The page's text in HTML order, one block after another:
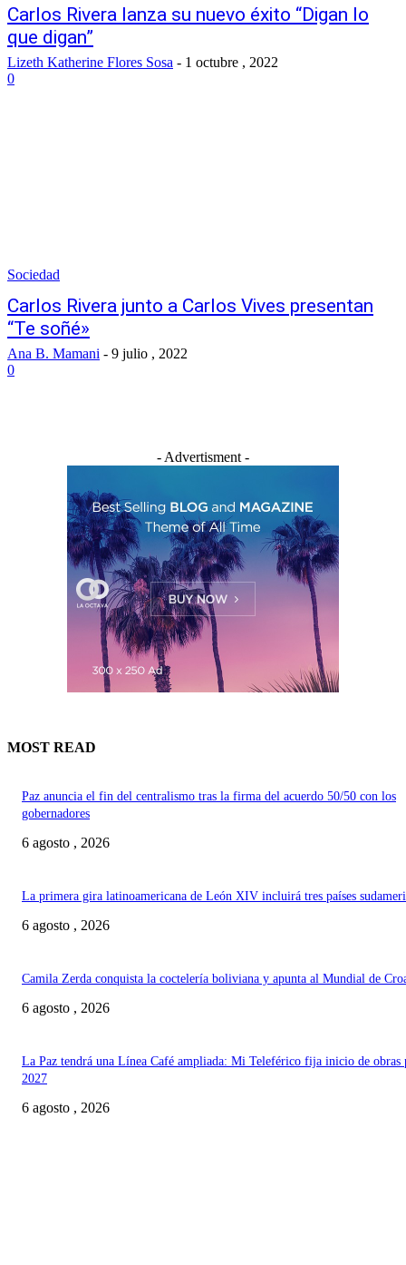
Carlos Rivera lanza su nuevo éxito “Digan lo
que digan”
Lizeth Katherine Flores Sosa - 1 octubre , 2022
0
Sociedad
Carlos Rivera junto a Carlos Vives presentan
“Te soñé»
Ana B. Mamani - 9 julio , 2022
0
- Advertisment -
MOST READ
Paz anuncia el fin del centralismo tras la firma del acuerdo 50/50 con los
gobernadores
6 agosto , 2026
La primera gira latinoamericana de León XIV incluirá tres países
6 agosto , 2026
Camila Zerda conquista la coctelería boliviana y apunta al Mundial de
6 agosto , 2026
La Paz tendrá una Línea Café ampliada: Mi Teleférico fija inicio de obras
2027
6 agosto , 2026